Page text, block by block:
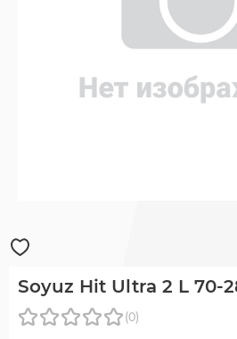
Soyuz Hit Ultra 2 L 70-
(0)